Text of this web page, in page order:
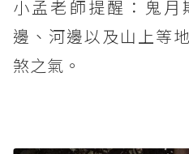
小孟老師提醒：鬼
邊、河邊以及山上等
煞之氣。